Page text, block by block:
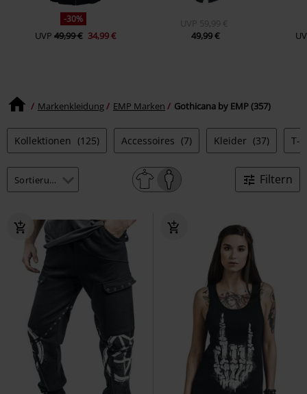
-30%
UVP 49,99 € 34,99 €
UVP 59,99 €
49,99 €
Markenkleidung EMP Marken Gothicana by EMP (357)
Kollektionen (125) Accessoires (7) Kleider (37) T-
Filtern